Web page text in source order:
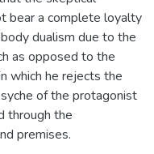
bear a complete loyalty
dualism due to the
as opposed to the
which he rejects the
of the protagonist
through the
premises.